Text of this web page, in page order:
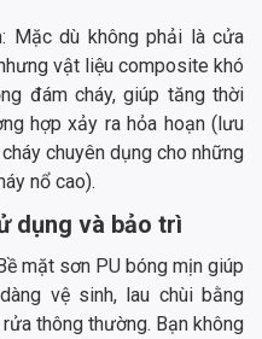
Mặc dù không phải là cửa
vật liệu composite khó
đám cháy, giúp tăng thời
hợp xảy ra hỏa hoạn (lưu
chuyên dụng cho những
nổ cao).
dụng và bảo trì
mặt sơn PU bóng mịn giúp
vệ sinh, lau chùi bằng
thông thường. Bạn không